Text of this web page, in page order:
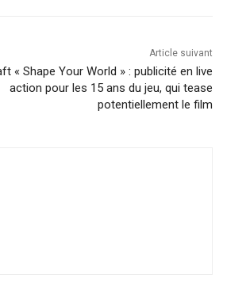
Article suivant
« Shape Your World » : publicité en live
action pour les 15 ans du jeu, qui tease
potentiellement le film